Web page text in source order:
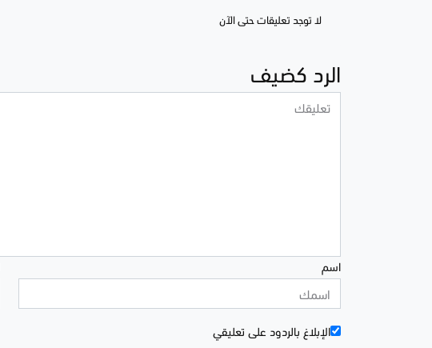
لا توجد تعليقات حتى الآن
الرد كضيف
اسم
الإبلاغ بالردود علی تعليقي